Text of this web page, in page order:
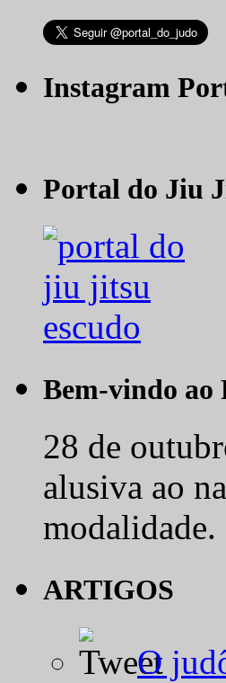
Instagram
Portal do Jiu
Bem-vindo ao
28 de
alusiva ao
modalidade.
ARTIGOS
O